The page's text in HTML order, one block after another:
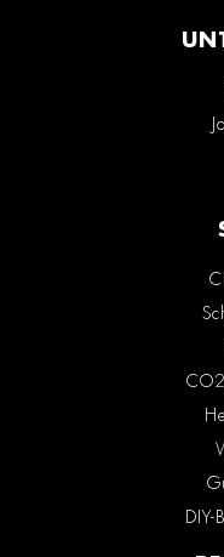
DIY-